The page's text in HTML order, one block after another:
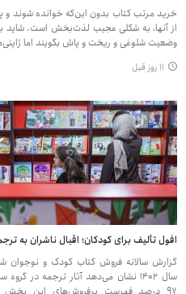
خرید مرتب کتاب بدون این‌که خوانده شوند و
از آنها، به شکلی عجیب لذت‌بخش است. شاید
وضعیت شلوغی و ریخت‌ و پاش بگویند اما
۱۱ روز قبل
افول تألیف برای کودکان؛ اقبال ناشران به
گزارش سالانه فروش کتاب کودک و نوجوان
سال ۱۴۰۲ نشان می‌دهد آثار ترجمه در